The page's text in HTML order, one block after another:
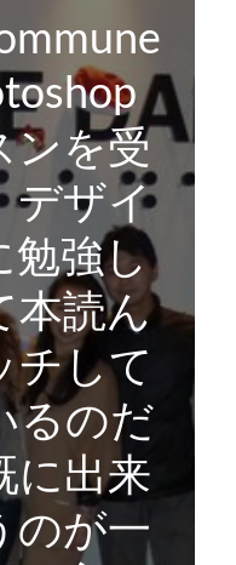
ンを受
デザイ
勉強し
本読ん
チして
るのだ
に出来
のが一